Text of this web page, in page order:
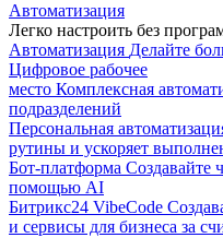
Автоматизация
Легко настроить без
Автоматизация Делайте
Цифровое рабочее
место Комплексная
подразделений
Персональная
рутины и ускоряет
Бот-платформа Создавайте
помощью AI
Битрикс24 VibeCode
и сервисы для бизнеса за